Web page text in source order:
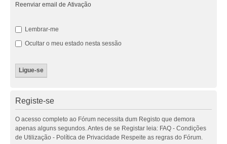
Reenviar email de Ativação
Lembrar-me
Ocultar o meu estado nesta sessão
Registe-se
O acesso completo ao Fórum necessita dum Registo que demora
apenas alguns segundos. Antes de se Registar leia: FAQ - Condições
de Utilização - Política de Privacidade Respeite as regras do Fórum.